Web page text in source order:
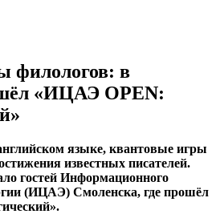
филологов: в
«ИЦАЭ OPEN:
языке, квантовые игры
известных писателей.
гостей Информационного
(ИЦАЭ) Смоленска, где прошёл